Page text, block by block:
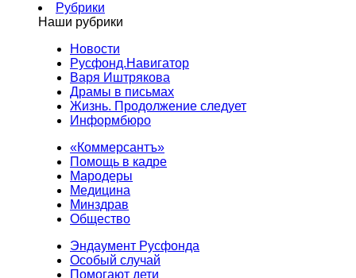
Рубрики
Наши рубрики
Новости
Русфонд.Навигатор
Варя Иштрякова
Драмы в письмах
Жизнь. Продолжение следует
Информбюро
«Коммерсантъ»
Помощь в кадре
Мародеры
Медицина
Минздрав
Общество
Эндаумент Русфонда
Особый случай
Помогают дети